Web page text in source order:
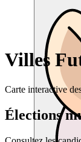
Villes
Carte interactive
Élections